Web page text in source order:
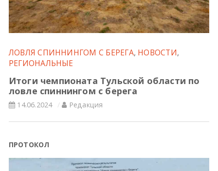
ЛОВЛЯ СПИННИНГОМ С БЕРЕГА, НОВОСТИ,
РЕГИОНАЛЬНЫЕ
Итоги чемпионата Тульской области по
ловле спиннингом с берега
14.06.2024 Редакция
ПРОТОКОЛ
Всероссийские правила